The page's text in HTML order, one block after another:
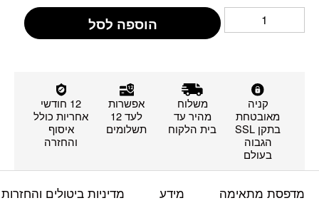
הוספה לסל
קניה
מאובטחת
בתקן SSL
הגבוה
בעולם
משלוח
מהיר עד
בית הלקוח
אפשרות
לעד 12
תשלומים
12 חודשי
אחריות כולל
איסוף
והחזרה
מדפסת מתאימה מידע מדיניות ביטולים והחזרות